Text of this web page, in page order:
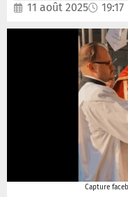
11 août 2025 19:17
Capture